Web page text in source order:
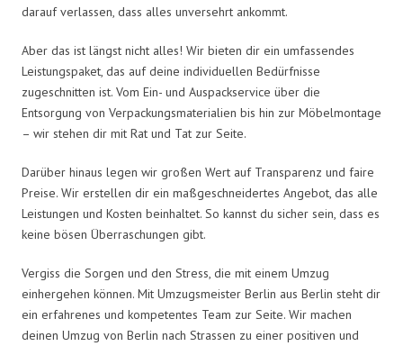
darauf verlassen, dass alles unversehrt ankommt.
Aber das ist längst nicht alles! Wir bieten dir ein umfassendes
Leistungspaket, das auf deine individuellen Bedürfnisse
zugeschnitten ist. Vom Ein- und Auspackservice über die
Entsorgung von Verpackungsmaterialien bis hin zur Möbelmontage
– wir stehen dir mit Rat und Tat zur Seite.
Darüber hinaus legen wir großen Wert auf Transparenz und faire
Preise. Wir erstellen dir ein maßgeschneidertes Angebot, das alle
Leistungen und Kosten beinhaltet. So kannst du sicher sein, dass es
keine bösen Überraschungen gibt.
Vergiss die Sorgen und den Stress, die mit einem Umzug
einhergehen können. Mit Umzugsmeister Berlin aus Berlin steht dir
ein erfahrenes und kompetentes Team zur Seite. Wir machen
deinen Umzug von Berlin nach Strassen zu einer positiven und